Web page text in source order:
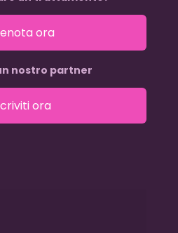
ora
nostro partner
ora